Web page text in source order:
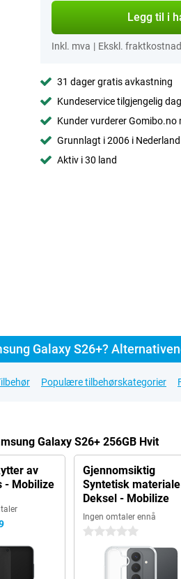
Legg til i
Inkl. mva | Ekskl.
31 dager gratis avkastning
Kundeservice tilgjengelig
Kunder vurderer Gomibo.no
Grunnlagt i 2006 i Nederland
Aktiv i 30 land
Galaxy S26+?
Populære tilbehørskategorier
Galaxy S26+ 256GB Hvit
av
- Mobilize
Gjennomsiktig
Syntetisk materiale
Deksel - Mobilize
Ingen omtaler ennå
0 stjerner